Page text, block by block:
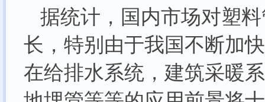
据统计，国内市场对塑
长，特别由于我国不断加
在给排水系统，建筑采暖